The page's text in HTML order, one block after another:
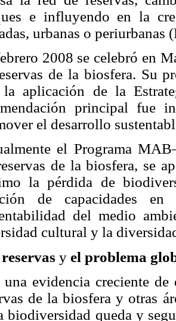
e influyendo en la
urbanas o periurbanas
2008 se celebró en
de la biosfera. Su
la aplicación de la
principal fue
el desarrollo
el Programa
de la biosfera, se
la pérdida de
de capacidades
del medio
cultural y la
y el problema
evidencia creciente de
de la biosfera y otras
biodiversidad queda y